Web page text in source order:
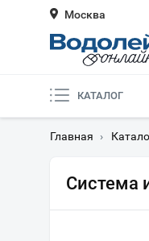
Москва
КАТАЛОГ
Главная ›
Система